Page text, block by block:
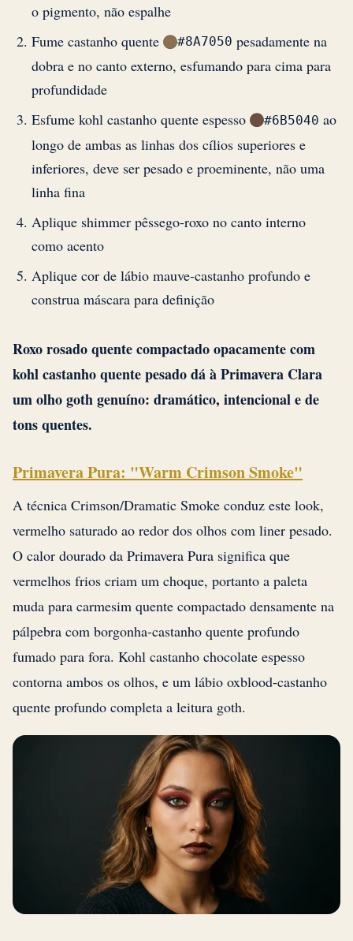
o pigmento, não espalhe
Fume castanho quente
#8A7050 pesadamente na
dobra e no canto externo, esfumando para cima para
profundidade
Esfume kohl castanho quente espesso
#6B5040 ao
longo de ambas as linhas dos cílios superiores e
inferiores, deve ser pesado e proeminente, não uma
linha fina
Aplique shimmer pêssego-roxo no canto interno
como acento
Aplique cor de lábio mauve-castanho profundo e
construa máscara para definição
Roxo rosado quente compactado opacamente com
kohl castanho quente pesado dá à Primavera Clara
um olho goth genuíno: dramático, intencional e de
tons quentes.
Primavera Pura: "Warm Crimson Smoke"
A técnica Crimson/Dramatic Smoke conduz este look,
vermelho saturado ao redor dos olhos com liner pesado.
O calor dourado da Primavera Pura significa que
vermelhos frios criam um choque, portanto a paleta
muda para carmesim quente compactado densamente na
pálpebra com borgonha-castanho quente profundo
fumado para fora. Kohl castanho chocolate espesso
contorna ambos os olhos, e um lábio oxblood-castanho
quente profundo completa a leitura goth.